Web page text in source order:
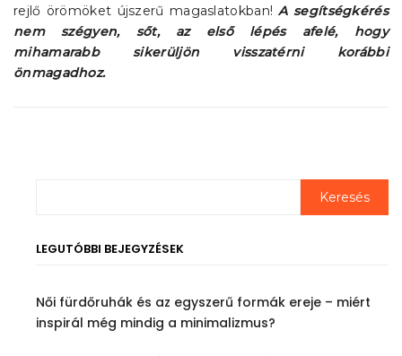
rejlő örömöket újszerű magaslatokban!A segítségkérés
nem szégyen, sőt, az első lépés afelé, hogy
mihamarabb sikerüljön visszatérni korábbi
önmagadhoz.
LEGUTÓBBI BEJEGYZÉSEK
Női fürdőruhák és az egyszerű formák ereje – miért
inspirál még mindig a minimalizmus?